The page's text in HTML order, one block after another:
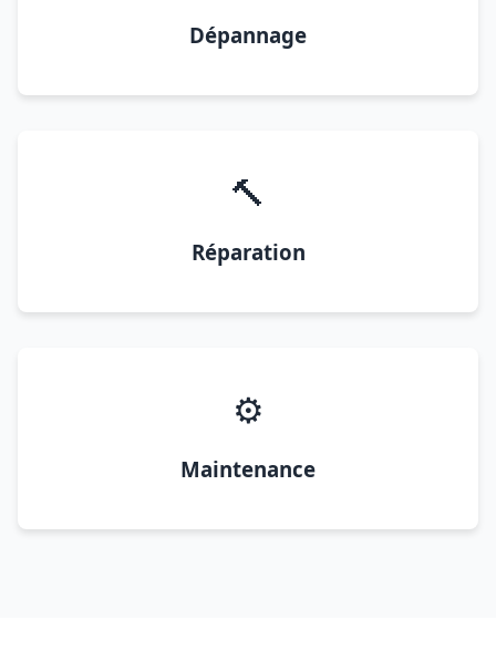
Dépannage
🔨
Réparation
⚙️
Maintenance